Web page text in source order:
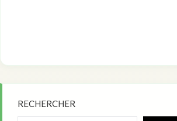
RECHERCHER